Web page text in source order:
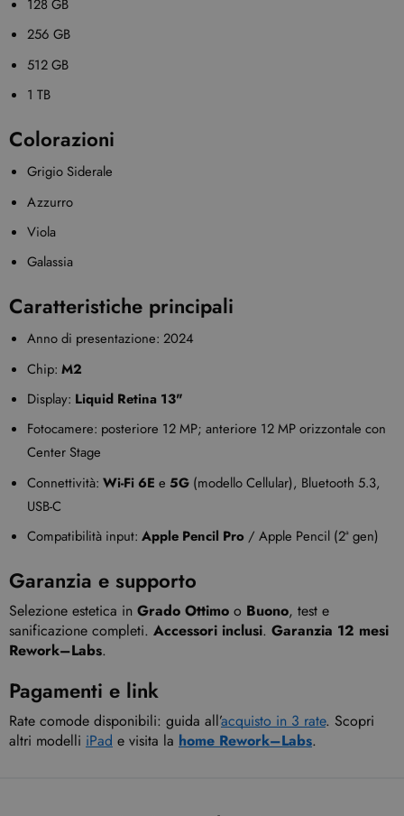
128 GB
256 GB
512 GB
1 TB
Colorazioni
Grigio Siderale
Azzurro
Viola
Galassia
Caratteristiche principali
Anno di presentazione: 2024
Chip: M2
Display: Liquid Retina 13"
Fotocamere: posteriore 12 MP; anteriore 12 MP orizzontale con
Center Stage
Connettività: Wi-Fi 6E e 5G (modello Cellular), Bluetooth 5.3,
USB-C
Compatibilità input: Apple Pencil Pro / Apple Pencil (2ª gen)
Garanzia e supporto
Selezione estetica in Grado Ottimo o Buono, test e
sanificazione completi. Accessori inclusi. Garanzia 12 mesi
Rework–Labs.
Pagamenti e link
Rate comode disponibili: guida all’acquisto in 3 rate. Scopri
altri modelli iPad e visita la home Rework–Labs.